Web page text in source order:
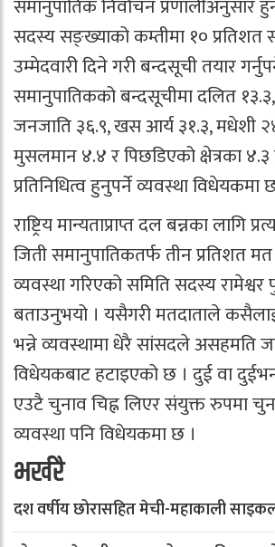
समानुपातिक निर्वाचन प्रणालीअनुसार
सदस्य सङ्ख्याको कम्तीमा १० प्रतिशत
उम्मेदवारी दिने गरी बन्दसूची तयार
समानुपातिकको बन्दसूचीमा दलित
जनजाति ३६.९, खस आर्य ३१.३, मधेशी
मुसलमान ४.४ र पिछडिएको क्षेत्रका
प्रतिनिधित्व हुनुपर्ने व्यवस्था विधेयकमा
राष्ट्रिय मान्यताप्राप्त दल बन्नका लागि
जिती समानुपातिकतर्फ तीन प्रतिशत
व्यवस्था गरिएको समिति सदस्य
बताउनुभयो । यसैगरी मतदाताले
भन्ने व्यवस्थामा धेरै सांसदले असहमति
विधेयकबाट हटाइएको छ । दुई वा
एउटै चुनाव चिह्न लिएर संयुक्त रुपमा
व्यवस्था पनि विधेयकमा छ ।
भर्खरै
दश वर्षीय छोरासहित मेची-महाकाली साइकल